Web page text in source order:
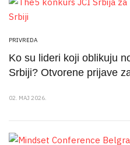
PRIVREDA
Ko su lideri koji oblikuju
Srbiji? Otvorene prijave
02. MAJ 2026.